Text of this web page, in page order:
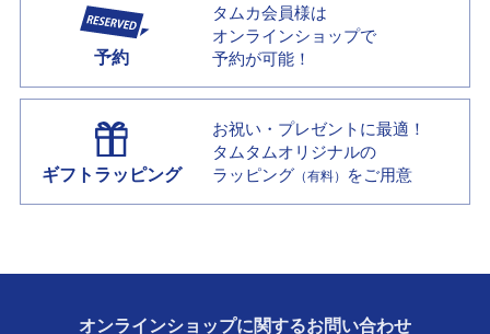
予約
タムカ会員様は
オンラインショップで
予約が可能！
ギフトラッピング
お祝い・プレゼントに最適！
タムタムオリジナルの
ラッピング （有料） をご用意
オンラインショップに関するお問い合わせ